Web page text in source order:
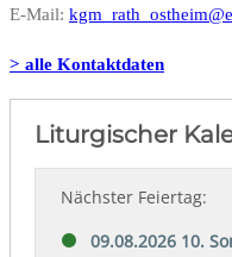
E-Mail:
> alle Kontaktdaten